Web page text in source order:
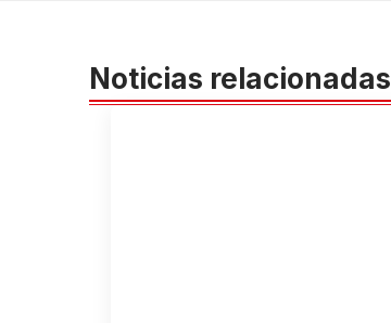
Noticias relacionadas